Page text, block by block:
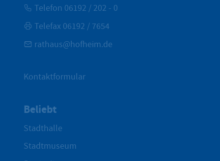
Telefon 06192 / 202 - 0
Telefax 06192 / 7654
rathaus@hofheim.de
Kontaktformular
Beliebt
Stadthalle
Stadtmuseum